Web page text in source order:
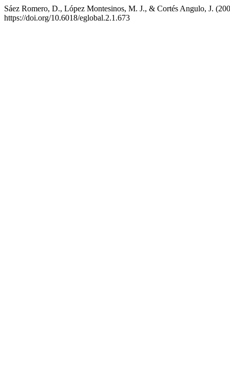
Sáez Romero, D., López Montesinos, M. J., & Cortés Angulo, J.
https://doi.org/10.6018/eglobal.2.1.673